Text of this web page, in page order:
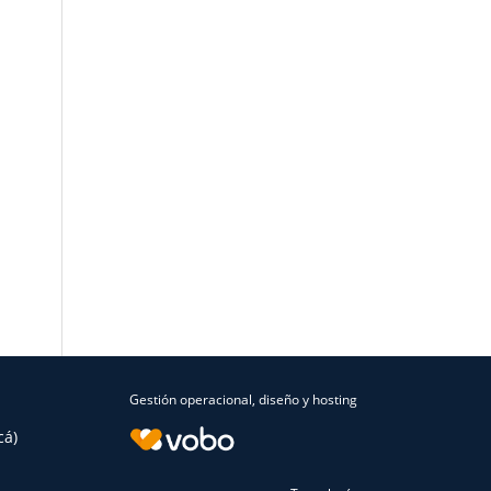
Gestión operacional, diseño y hosting